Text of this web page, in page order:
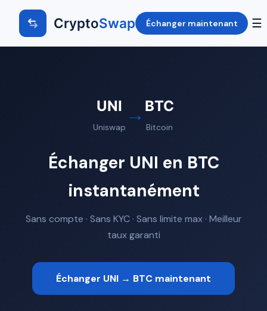
CryptoSwap Échanger maintenant ☰
UNI
Uniswap
→ BTC
Bitcoin
Échanger UNI en BTC
instantanément
Sans compte · Sans KYC · Sans limite max · Meilleur
taux garanti
Échanger UNI → BTC maintenant